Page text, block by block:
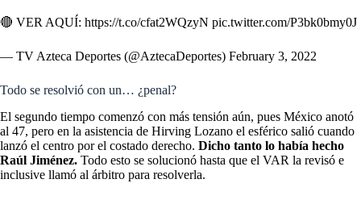
🔴 VER AQUÍ: https://t.co/cfat2WQzyN pic.twitter.com/P3bk0bmy0J
— TV Azteca Deportes (@AztecaDeportes) February 3, 2022
Todo se resolvió con un… ¿penal?
El segundo tiempo comenzó con más tensión aún, pues México anotó
al 47, pero en la asistencia de Hirving Lozano el esférico salió cuando
lanzó el centro por el costado derecho. Dicho tanto lo había hecho
Raúl Jiménez. Todo esto se solucionó hasta que el VAR la revisó e
inclusive llamó al árbitro para resolverla.